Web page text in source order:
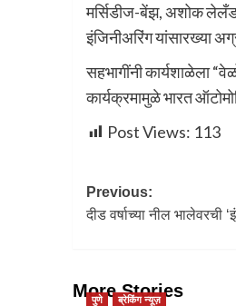
मर्सिडीज-बेंझ, अशोक
इंजिनीअरिंग यांसारख्या
सहभागींनी कार्यशाळेला
कार्यक्रमामुळे भारत
Post Views: 113
Previous:
दीड वर्षाच्या नील भालेवरची
More Stories
पुणे ब्रेकिंग न्यूज़